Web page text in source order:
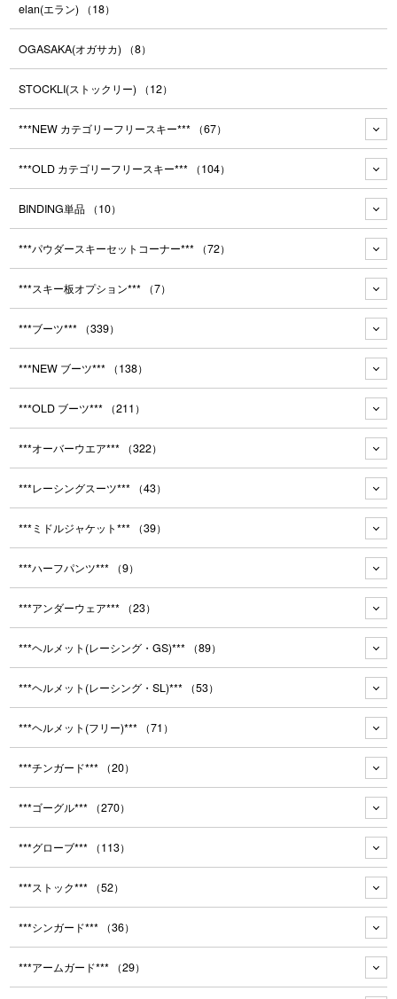
elan(エラン) （18）
OGASAKA(オガサカ) （8）
STOCKLI(ストックリー) （12）
***NEW カテゴリーフリースキー*** （67）
***OLD カテゴリーフリースキー*** （104）
BINDING単品 （10）
***パウダースキーセットコーナー*** （72）
***スキー板オプション*** （7）
***ブーツ*** （339）
***NEW ブーツ*** （138）
***OLD ブーツ*** （211）
***オーバーウエア*** （322）
***レーシングスーツ*** （43）
***ミドルジャケット*** （39）
***ハーフパンツ*** （9）
***アンダーウェア*** （23）
***ヘルメット(レーシング・GS)*** （89）
***ヘルメット(レーシング・SL)*** （53）
***ヘルメット(フリー)*** （71）
***チンガード*** （20）
***ゴーグル*** （270）
***グローブ*** （113）
***ストック*** （52）
***シンガード*** （36）
***アームガード*** （29）